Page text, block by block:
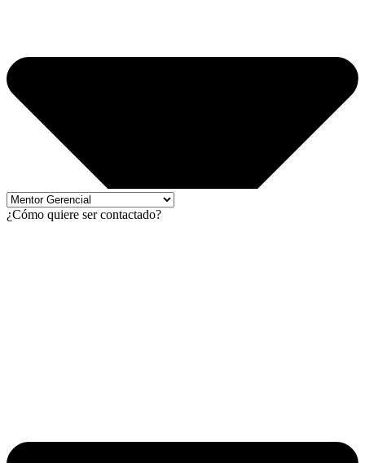
¿Cómo quiere ser contactado?